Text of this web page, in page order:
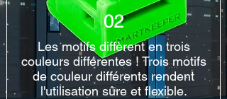
02
Les motifs diffèrent en trois
couleurs différentes ! Trois motifs
de couleur différents rendent
l'utilisation sûre et flexible.